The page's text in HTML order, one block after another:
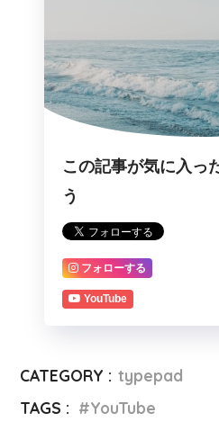
この記事が気に入っ
う
フォローする
YouTube
CATEGORY : typepad
TAGS :
YouTube